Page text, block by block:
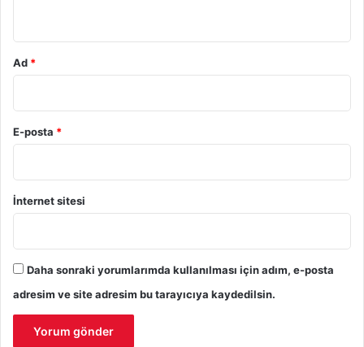
Ad *
E-posta *
İnternet sitesi
Daha sonraki yorumlarımda kullanılması için adım, e-posta
adresim ve site adresim bu tarayıcıya kaydedilsin.